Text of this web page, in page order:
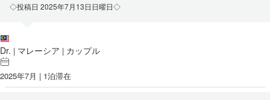
◇投稿日 2025年7月13日日曜日◇
Dr. | マレーシア | カップル
2025年7月 | 1泊滞在